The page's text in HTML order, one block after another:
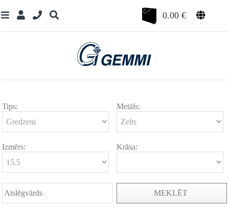
0.00€
Tips: Metāls:
Izmērs: Krāsa:
MEKLĒT